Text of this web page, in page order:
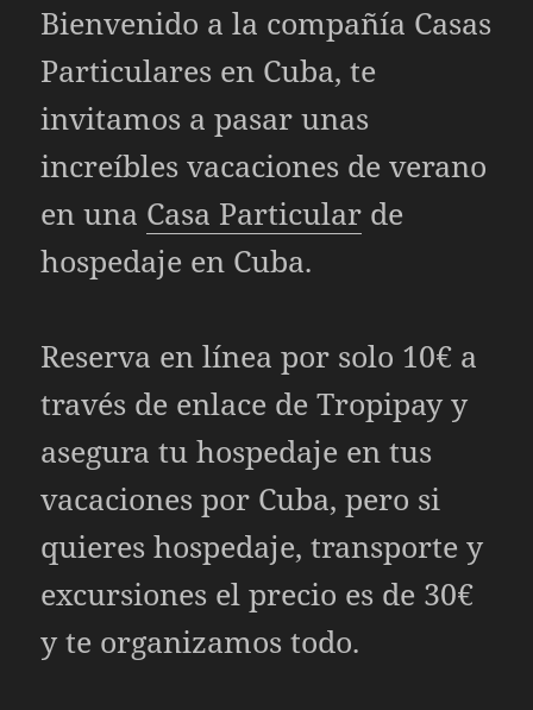
Bienvenido a la compañía Casas
Particulares en Cuba, te
invitamos a pasar unas
increíbles vacaciones de verano
en una Casa Particular de
hospedaje en Cuba.
Reserva en línea por solo 10€ a
través de enlace de Tropipay y
asegura tu hospedaje en tus
vacaciones por Cuba, pero si
quieres hospedaje, transporte y
excursiones el precio es de 30€
y te organizamos todo.